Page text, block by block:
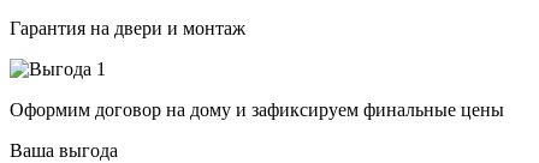
Гарантия на двери и монтаж
Оформим договор на дому и зафиксируем финальные цены
Ваша выгода